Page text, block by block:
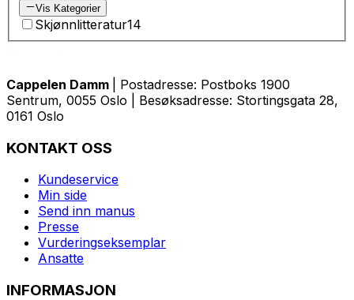
Vis Kategorier
Skjønnlitteratur14
Cappelen Damm
| Postadresse: Postboks 1900
Sentrum, 0055 Oslo | Besøksadresse: Stortingsgata 28,
0161 Oslo
KONTAKT OSS
Kundeservice
Min side
Send inn manus
Presse
Vurderingseksemplar
Ansatte
INFORMASJON